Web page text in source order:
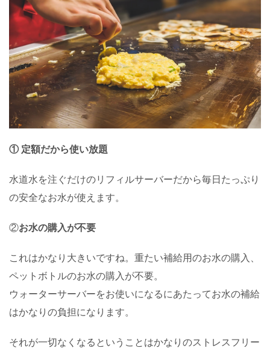
① 定額だから使い放題
水道水を注ぐだけのリフィルサーバーだから毎日たっぷり
の安全なお水が使えます。
②お水の購入が不要
これはかなり大きいですね。重たい補給用のお水の購入、
ペットボトルのお水の購入が不要。
ウォーターサーバーをお使いになるにあたってお水の補給
はかなりの負担になります。
それが一切なくなるということはかなりのストレスフリー